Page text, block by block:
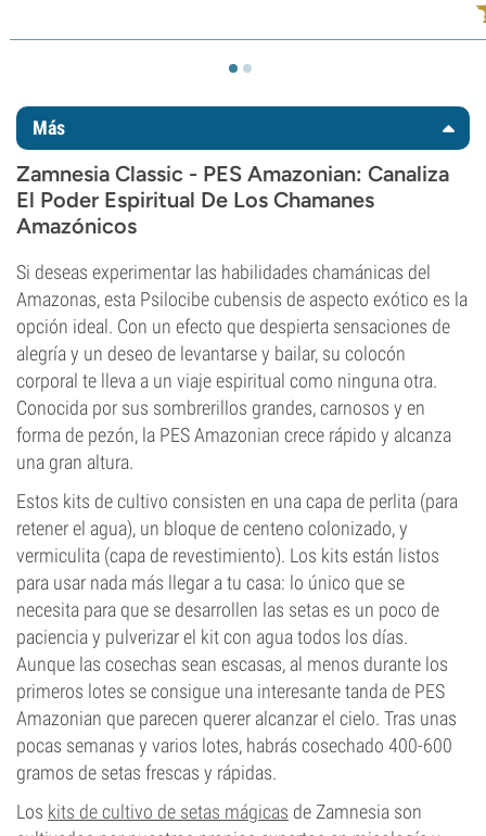
Más
Zamnesia Classic - PES Amazonian: Canaliza
El Poder Espiritual De Los Chamanes
Amazónicos
Si deseas experimentar las habilidades chamánicas del
Amazonas, esta Psilocibe cubensis de aspecto exótico es la
opción ideal. Con un efecto que despierta sensaciones de
alegría y un deseo de levantarse y bailar, su colocón
corporal te lleva a un viaje espiritual como ninguna otra.
Conocida por sus sombrerillos grandes, carnosos y en
forma de pezón, la PES Amazonian crece rápido y alcanza
una gran altura.
Estos kits de cultivo consisten en una capa de perlita (para
retener el agua), un bloque de centeno colonizado, y
vermiculita (capa de revestimiento). Los kits están listos
para usar nada más llegar a tu casa: lo único que se
necesita para que se desarrollen las setas es un poco de
paciencia y pulverizar el kit con agua todos los días.
Aunque las cosechas sean escasas, al menos durante los
primeros lotes se consigue una interesante tanda de PES
Amazonian que parecen querer alcanzar el cielo. Tras unas
pocas semanas y varios lotes, habrás cosechado 400-600
gramos de setas frescas y rápidas.
Los kits de cultivo de setas mágicas de Zamnesia son